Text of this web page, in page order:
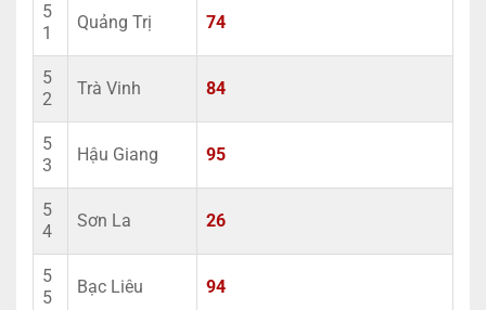
5
1
Quảng Trị 74
5
2
Trà Vinh 84
5
3
Hậu Giang 95
5
4
Sơn La 26
5
5
Bạc Liêu 94